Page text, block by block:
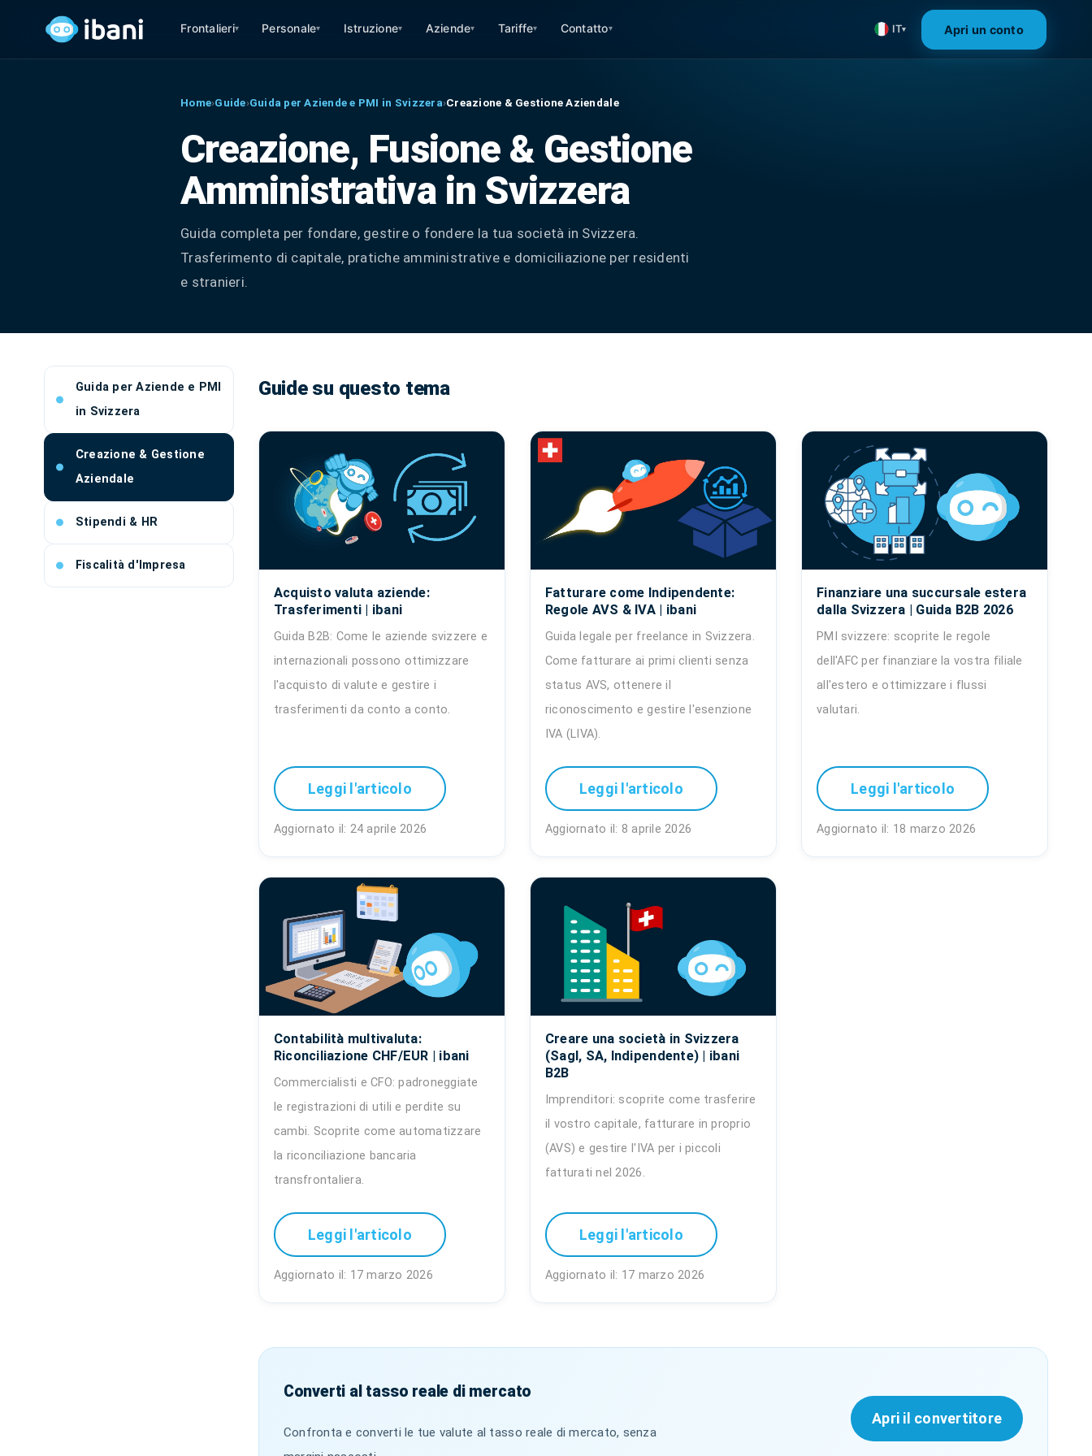
Frontalieri▾ Personale▾ Istruzione▾ Aziende▾ Tariffe▾ Contatto▾ IT▾ Apri un conto
Home›Guide›Guida per Aziende e PMI in Svizzera›Creazione & Gestione Aziendale
Creazione, Fusione & Gestione
Amministrativa in Svizzera
Guida completa per fondare, gestire o fondere la tua società in Svizzera.
Trasferimento di capitale, pratiche amministrative e domiciliazione per residenti
e stranieri.
Guida per Aziende e PMI
in Svizzera
Creazione & Gestione
Aziendale
Stipendi & HR
Fiscalità d'Impresa
Guide su questo tema
Acquisto valuta aziende:
Trasferimenti | ibani
Guida B2B: Come le aziende svizzere e
internazionali possono ottimizzare
l'acquisto di valute e gestire i
trasferimenti da conto a conto.
Leggi l'articolo
Aggiornato il: 24 aprile 2026
Fatturare come Indipendente:
Regole AVS & IVA | ibani
Guida legale per freelance in Svizzera.
Come fatturare ai primi clienti senza
status AVS, ottenere il
riconoscimento e gestire l'esenzione
IVA (LIVA).
Leggi l'articolo
Aggiornato il: 8 aprile 2026
Finanziare una succursale estera
dalla Svizzera | Guida B2B 2026
PMI svizzere: scoprite le regole
dell'AFC per finanziare la vostra filiale
all'estero e ottimizzare i flussi
valutari.
Leggi l'articolo
Aggiornato il: 18 marzo 2026
Contabilità multivaluta:
Riconciliazione CHF/EUR | ibani
Commercialisti e CFO: padroneggiate
le registrazioni di utili e perdite su
cambi. Scoprite come automatizzare
la riconciliazione bancaria
transfrontaliera.
Leggi l'articolo
Aggiornato il: 17 marzo 2026
Creare una società in Svizzera
(Sagl, SA, Indipendente) | ibani
B2B
Imprenditori: scoprite come trasferire
il vostro capitale, fatturare in proprio
(AVS) e gestire l'IVA per i piccoli
fatturati nel 2026.
Leggi l'articolo
Aggiornato il: 17 marzo 2026
Converti al tasso reale di mercato
Confronta e converti le tue valute al tasso reale di mercato, senza
Apri il convertitore